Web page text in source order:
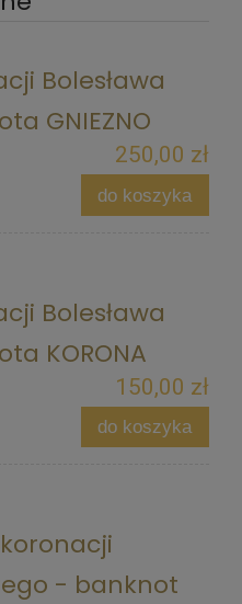
Bolesława
GNIEZNO
250,00 zł
do koszyka
Bolesława
KORONA
150,00 zł
do koszyka
- banknot